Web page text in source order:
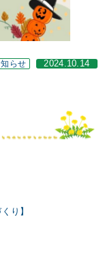
らせ 2024.10.14
り】